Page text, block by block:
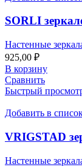
SORLI
Настенные
925,00 ₽
В корзину
Сравнить
Быстрый
Добавить в
VRIGSTAD
Настенные